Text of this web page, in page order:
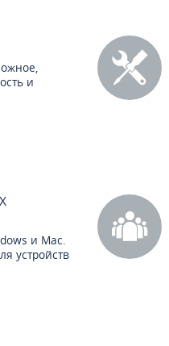
и
и Mac.
устройств